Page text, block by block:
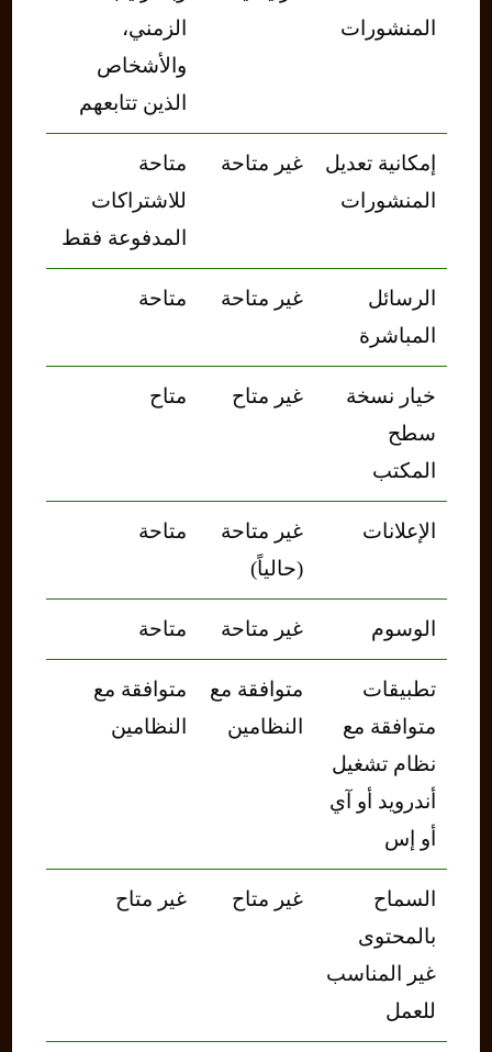
المنشورات
الزمني،
والأشخاص
الذين تتابعهم
إمكانية تعديل
المنشورات
غير متاحة
متاحة
للاشتراكات
المدفوعة فقط
الرسائل
المباشرة
غير متاحة متاحة
خيار نسخة
سطح
المكتب
غير متاح متاح
الإعلانات
غير متاحة
(حالياً)
متاحة
الوسوم غير متاحة متاحة
تطبيقات
متوافقة مع
نظام تشغيل
أندرويد أو آي
أو إس
متوافقة مع
النظامين
متوافقة مع
النظامين
السماح
بالمحتوى
غير المناسب
للعمل
غير متاح غير متاح